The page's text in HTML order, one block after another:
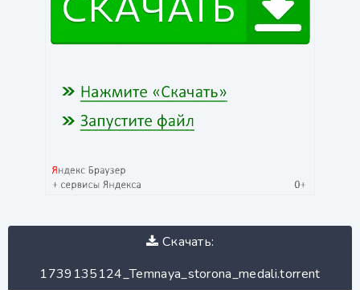
Скачать:
1739135124_Temnaya_storona_medali.torrent